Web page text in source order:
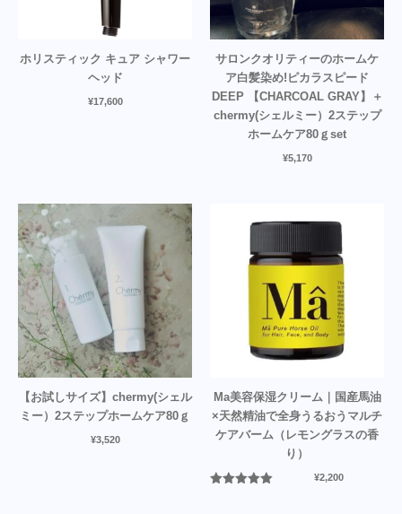
ホリスティック キュア シャワー
ヘッド
¥17,600
サロンクオリティーのホームケ
ア白髪染め!ピカラスピード
DEEP 【CHARCOAL GRAY】＋
chermy(シェルミー）2ステップ
ホームケア80ｇset
¥5,170
【お試しサイズ】chermy(シェル
ミー）2ステップホームケア80ｇ
¥3,520
Ma美容保湿クリーム｜国産馬油
×天然精油で全身うるおうマルチ
ケアバーム（レモングラスの香
り）
¥2,200